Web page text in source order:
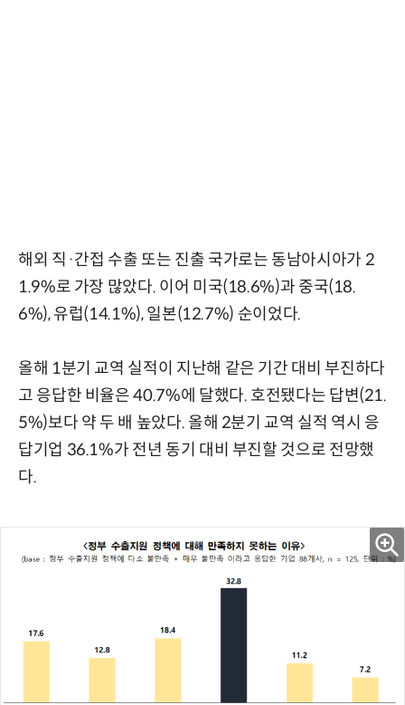
해외 직·간접 수출 또는 진출 국가로는 동남아시아가 2
1.9%로 가장 많았다. 이어 미국(18.6%)과 중국(18.
6%), 유럽(14.1%), 일본(12.7%) 순이었다.
올해 1분기 교역 실적이 지난해 같은 기간 대비 부진하다
고 응답한 비율은 40.7%에 달했다. 호전됐다는 답변(21.
5%)보다 약 두 배 높았다. 올해 2분기 교역 실적 역시 응
답기업 36.1%가 전년 동기 대비 부진할 것으로 전망했
다.